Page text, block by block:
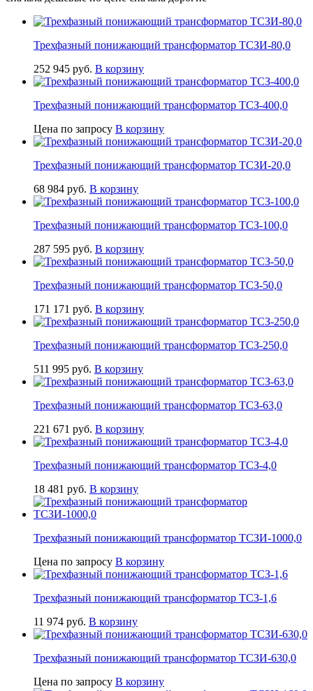
Трехфазный понижающий трансформатор ТСЗИ-80,0
252 945 руб. В корзину
Трехфазный понижающий трансформатор ТСЗ-400,0
Цена по запросу В корзину
Трехфазный понижающий трансформатор ТСЗИ-20,0
68 984 руб. В корзину
Трехфазный понижающий трансформатор ТСЗ-100,0
287 595 руб. В корзину
Трехфазный понижающий трансформатор ТСЗ-50,0
171 171 руб. В корзину
Трехфазный понижающий трансформатор ТСЗ-250,0
511 995 руб. В корзину
Трехфазный понижающий трансформатор ТСЗ-63,0
221 671 руб. В корзину
Трехфазный понижающий трансформатор ТСЗ-4,0
18 481 руб. В корзину
Трехфазный понижающий трансформатор ТСЗИ-1000,0
Цена по запросу В корзину
Трехфазный понижающий трансформатор ТСЗ-1,6
11 974 руб. В корзину
Трехфазный понижающий трансформатор ТСЗИ-630,0
Цена по запросу В корзину